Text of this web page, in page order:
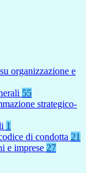
organizzazione e
55
strategico-
1
di condotta 21
e imprese 27